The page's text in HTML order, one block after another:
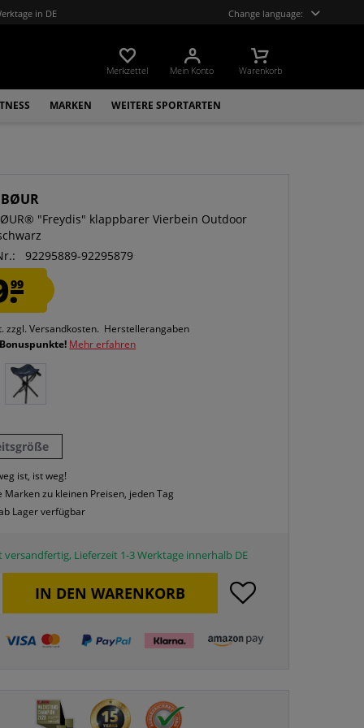
in DE Change language:
Merkzettel Mein Konto Warenkorb
MARKEN WEITERE SPORTARTEN
"Freydis" klappbarer Vierbein Outdoor
92295889-92295879
99
zzgl. Versandkosten. Herstellerangaben
Mehr erfahren
ist, ist weg!
Marken zu kleinen Preisen, jeden Tag
Lager verfügbar
versandfertig, Lieferzeit 1-3 Werktage innerhalb DE
IN DEN WARENKORB